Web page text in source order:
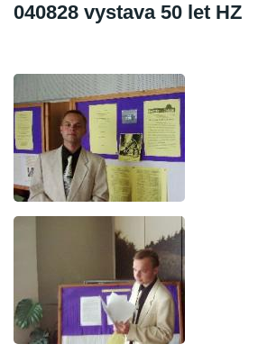
040828 vystava 50 let HZ